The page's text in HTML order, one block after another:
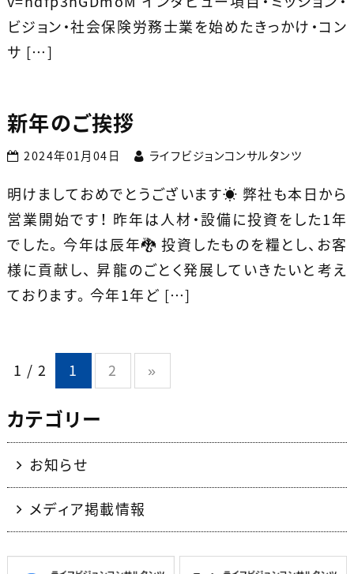
ビジョン・社会保険労務士業を始めたきっかけ・コン
サ […]
新年のご挨拶
2024年01月04日 ライフビジョンコンサルタンツ
明けましておめでとうございます☀️ 弊社も本日から
営業開始です！ 昨年は人材・設備に投資をした1年
でした。 今年は辰年🐉 投資したものを糧とし、お客
様に貢献し、 昇龍のごとく発展していきたいと考え
ております。 今年1年ど […]
1 / 2 1 2 »
カテゴリー
お知らせ
メディア掲載情報